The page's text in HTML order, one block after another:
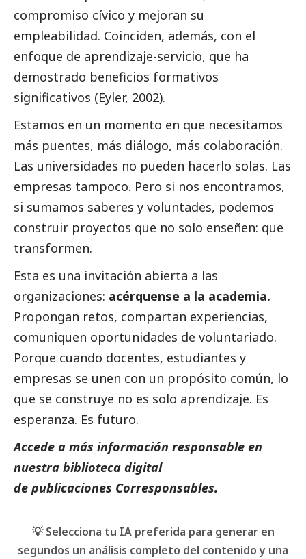
compromiso cívico y mejoran su
empleabilidad. Coinciden, además, con el
enfoque de aprendizaje-servicio, que ha
demostrado beneficios formativos
significativos (Eyler, 2002).
Estamos en un momento en que necesitamos
más puentes, más diálogo, más colaboración.
Las universidades no pueden hacerlo solas. Las
empresas tampoco. Pero si nos encontramos,
si sumamos saberes y voluntades, podemos
construir proyectos que no solo enseñen: que
transformen.
Esta es una invitación abierta a las
organizaciones: acérquense a la academia.
Propongan retos, compartan experiencias,
comuniquen oportunidades de voluntariado.
Porque cuando docentes, estudiantes y
empresas se unen con un propósito común, lo
que se construye no es solo aprendizaje. Es
esperanza. Es futuro.
Accede a más información responsable en
nuestra biblioteca digital
de publicaciones Corresponsables.
💡 Selecciona tu IA preferida para generar en
segundos un análisis completo del contenido y una